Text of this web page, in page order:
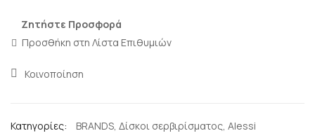
Ζητήστε Προσφορά
Προσθήκη στη Λίστα Επιθυμιών
Κοινοποίηση
Κατηγορίες: BRANDS, Δίσκοι σερβιρίσματος, Alessi